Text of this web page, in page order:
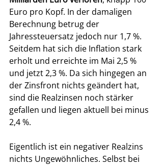
Euro pro Kopf. In der damaligen
Berechnung betrug der
Jahressteuersatz jedoch nur 1,7 %.
Seitdem hat sich die Inflation stark
erholt und erreichte im Mai 2,5 %
und jetzt 2,3 %. Da sich hingegen an
der Zinsfront nichts geändert hat,
sind die Realzinsen noch stärker
gefallen und liegen aktuell bei minus
2,4 %.
Eigentlich ist ein negativer Realzins
nichts Ungewöhnliches. Selbst bei